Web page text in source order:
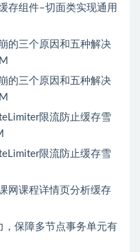
存组件–切面类实现通用
的三个原因和五种解决
的三个原因和五种解决
限流防止缓存雪
限流防止缓存雪
网课程详情页分析缓存
保障多节点事务单元有